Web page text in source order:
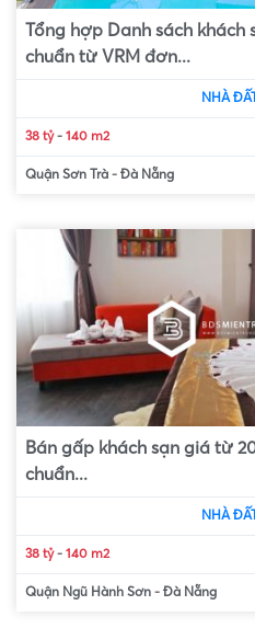
Tổng hợp Danh sách
chuẩn từ VRM đơn...
NHÀ
38 tỷ- 140 m2
Quận Sơn Trà - Đà Nẵng
Bán gấp khách sạn giá từ
chuẩn...
NHÀ
38 tỷ- 140 m2
Quận Ngũ Hành Sơn - Đà Nẵng